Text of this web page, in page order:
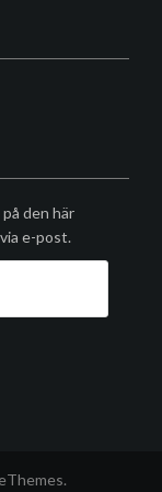
den här
e-post.